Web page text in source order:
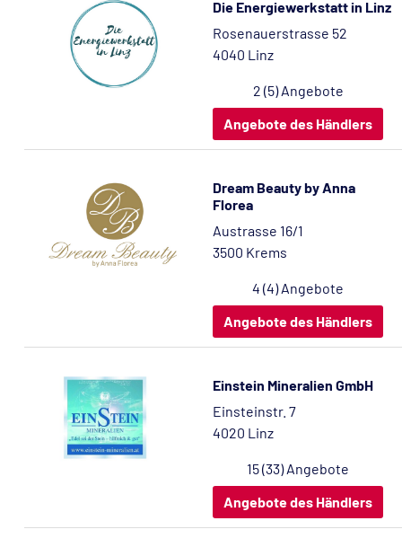
Die Energiewerkstatt in Linz
Rosenauerstrasse 52
4040 Linz
2 (5) Angebote
Angebote des Händlers
Dream Beauty by Anna
Florea
Austrasse 16/1
3500 Krems
4 (4) Angebote
Angebote des Händlers
Einstein Mineralien GmbH
Einsteinstr. 7
4020 Linz
15 (33) Angebote
Angebote des Händlers